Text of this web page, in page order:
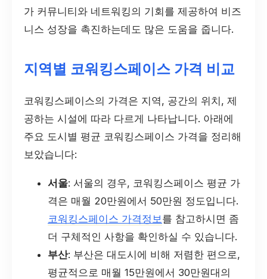
가 커뮤니티와 네트워킹의 기회를 제공하여 비즈
니스 성장을 촉진하는데도 많은 도움을 줍니다.
지역별 코워킹스페이스 가격 비교
코워킹스페이스의 가격은 지역, 공간의 위치, 제
공하는 시설에 따라 다르게 나타납니다. 아래에
주요 도시별 평균 코워킹스페이스 가격을 정리해
보았습니다:
서울: 서울의 경우, 코워킹스페이스 평균 가
격은 매월 20만원에서 50만원 정도입니다.
코워킹스페이스 가격정보 를 참고하시면 좀
더 구체적인 사항을 확인하실 수 있습니다.
부산: 부산은 대도시에 비해 저렴한 편으로,
평균적으로 매월 15만원에서 30만원대의